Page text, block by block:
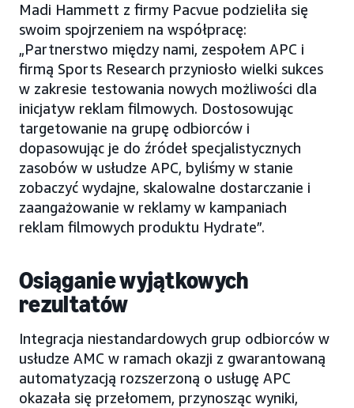
Madi Hammett z firmy Pacvue podzieliła się
swoim spojrzeniem na współpracę:
„Partnerstwo między nami, zespołem APC i
firmą Sports Research przyniosło wielki sukces
w zakresie testowania nowych możliwości dla
inicjatyw reklam filmowych. Dostosowując
targetowanie na grupę odbiorców i
dopasowując je do źródeł specjalistycznych
zasobów w usłudze APC, byliśmy w stanie
zobaczyć wydajne, skalowalne dostarczanie i
zaangażowanie w reklamy w kampaniach
reklam filmowych produktu Hydrate”.
Osiąganie wyjątkowych
rezultatów
Integracja niestandardowych grup odbiorców w
usłudze AMC w ramach okazji z gwarantowaną
automatyzacją rozszerzoną o usługę APC
okazała się przełomem, przynosząc wyniki,